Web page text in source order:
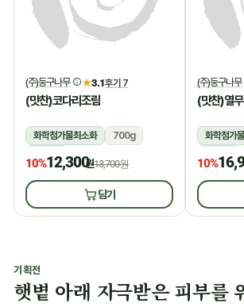
(주)둥구나무 ★3.1후기 7
(맛찬)코다리조림
화학첨가물최소화
700g
냉장
10%12,300원13,700원
담기
(주)둥구나무
(맛찬)열
화학첨가
냉장
10%
기획전
햇볕 아래 자극받은 피부를